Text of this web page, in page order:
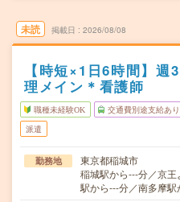
未読 掲載日 2026/08/08
【時短×1日6時間】
理メイン＊看護師
職種未経験OK 交通費別途支給あり
派遣
勤務地
東京都稲城市
稲城駅から---分／京
駅から---分／南多摩